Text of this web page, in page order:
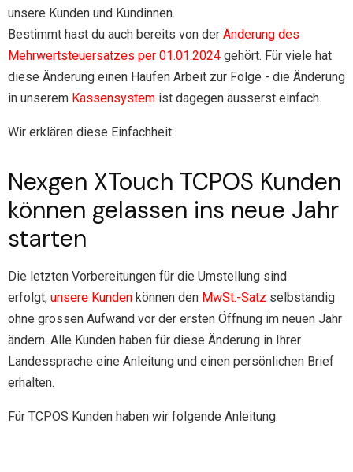
unsere Kunden und Kundinnen.
Bestimmt hast du auch bereits von der Änderung des
Mehrwertsteuersatzes per 01.01.2024 gehört. Für viele hat
diese Änderung einen Haufen Arbeit zur Folge - die Änderung
in unserem Kassensystem ist dagegen äusserst einfach.
Wir erklären diese Einfachheit:
Nexgen XTouch TCPOS Kunden
können gelassen ins neue Jahr
starten
Die letzten Vorbereitungen für die Umstellung sind
erfolgt, unsere Kunden können den MwSt.-Satz selbständig
ohne grossen Aufwand vor der ersten Öffnung im neuen Jahr
ändern. Alle Kunden haben für diese Änderung in Ihrer
Landessprache eine Anleitung und einen persönlichen Brief
erhalten.
Für TCPOS Kunden haben wir folgende Anleitung: